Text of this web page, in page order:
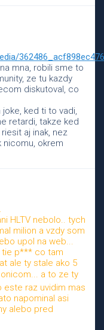
mna, robili sme to
ze tu kazdy
diskutoval, co
ked ti to vadi,
retardi, takze ked
aj inak, nez
nicomu, okrem
HLTV nebolo.. tych
milion a vzdy som
upol na web...
tie p*** co tam
ale ty stale ako 5
a to ze ty
raz uvidim mas
napominal asi
alebo pred